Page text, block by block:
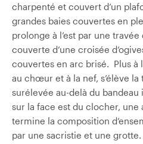
charpenté et couvert d’un
grandes baies couvertes en
prolonge à l’est par une
couverte d’une croisée
couvertes en arc brisé. Plus à
au chœur et à la nef, s’élève
surélevée au-delà du
sur la face est du clocher,
termine la composition
par une sacristie et une grotte.